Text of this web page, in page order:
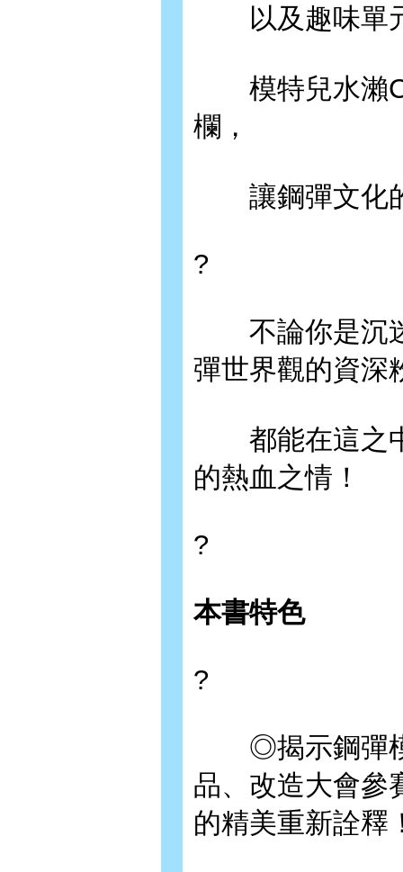
以及趣味單元
模特兒水瀨
欄，
讓鋼彈文化的
?
不論你是沉迷
彈世界觀的資深
都能在這之中
的熱血之情！
?
本書特色
?
◎揭示鋼彈模
品、改造大會參
的精美重新詮釋